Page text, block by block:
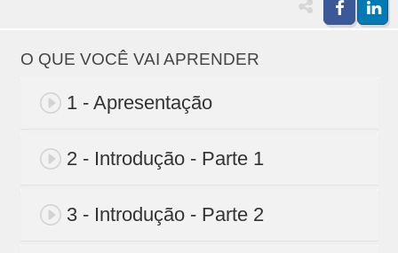
O QUE VOCÊ VAI APRENDER
1 - Apresentação
2 - Introdução - Parte 1
3 - Introdução - Parte 2